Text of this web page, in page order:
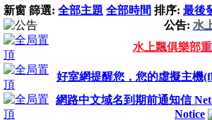
新窗 篩選: 全部主題 全部時間 排序: 最後
公告: 水
水上飄俱樂部
好室網提醒您，您的虛擬主機
網路中文域名到期前通知信
Notice